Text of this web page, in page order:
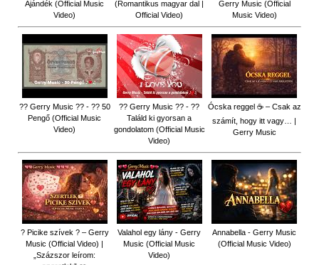
Ajándék (Official Music
Video)
(Romantikus magyar dal |
Official Video)
Gerry Music (Official
Music Video)
?? Gerry Music ?? - ?? 50
Pengő (Official Music
Video)
?? Gerry Music ?? - ??
Találd ki gyorsan a
gondolatom (Official Music
Video)
Ócska reggel ☕ – Csak az
számít, hogy itt vagy… |
Gerry Music
? Picike szívek ? – Gerry
Music (Official Video) |
„Százszor leírom:
Valahol egy lány - Gerry
Music (Official Music
Video)
Annabella - Gerry Music
(Official Music Video)